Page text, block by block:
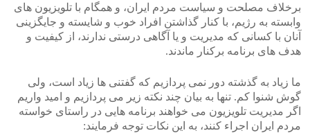
برخلاف مصلحت و سیاست مردم ایران، و همگام با تلویزیون های
وابسته به رژیم، با کنار گذاشتن افراد خوب و شایسته و جایگزینی
آنان با کسانی که مدیریت و یا آگاهی درستی ندارند، از کیفیت و
هدف های برنامه برکنار ماندند.
ما زیاد به گذشته دور نمی پردازیم که گفتنی ها زیاد است، ولی
گوش شنوا کم. تنها به بیان چند نکته زیر می پردازیم و امید واریم
اگر مدیریت تلویزیون می خواهند برنامه هایی در راستای خواسته
مردم ایران اجراء کنند، به این نکات توجه فرمایند: